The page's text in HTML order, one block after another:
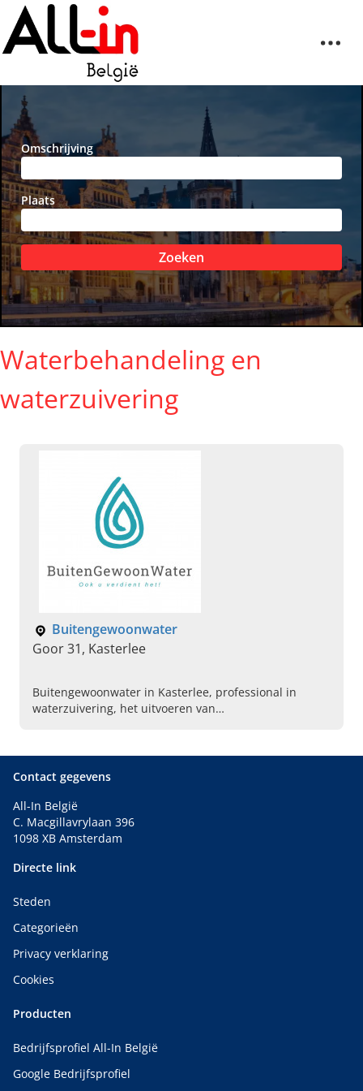
Omschrijving
Plaats
Zoeken
Waterbehandeling en
waterzuivering
Buitengewoonwater
Goor 31, Kasterlee
Buitengewoonwater in Kasterlee, professional in
waterzuivering, het uitvoeren van
Contact gegevens
All-In België
C. Macgillavrylaan 396
1098 XB Amsterdam
Directe link
Steden
Categorieën
Privacy verklaring
Cookies
Producten
Bedrijfsprofiel All-In België
Google Bedrijfsprofiel